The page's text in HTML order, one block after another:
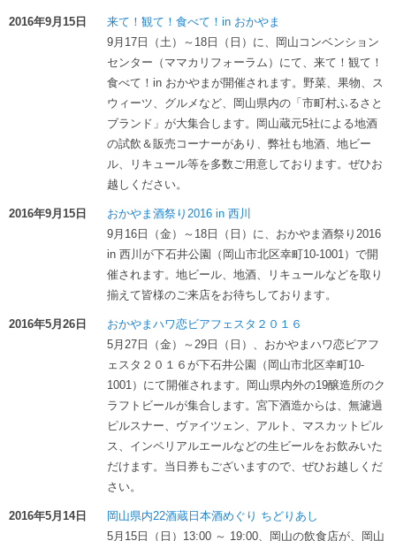
2016年9月15日
来て！観て！食べて！in おかやま
9月17日（土）～18日（日）に、岡山コンベンション
センター（ママカリフォーラム）にて、来て！観て！
食べて！in おかやまが開催されます。野菜、果物、ス
ウィーツ、グルメなど、岡山県内の「市町村ふるさと
ブランド」が大集合します。岡山蔵元5社による地酒
の試飲＆販売コーナーがあり、弊社も地酒、地ビー
ル、リキュール等を多数ご用意しております。ぜひお
越しください。
2016年9月15日
おかやま酒祭り2016 in 西川
9月16日（金）～18日（日）に、おかやま酒祭り2016
in 西川が下石井公園（岡山市北区幸町10-1001）で開
催されます。地ビール、地酒、リキュールなどを取り
揃えて皆様のご来店をお待ちしております。
2016年5月26日
おかやまハワ恋ビアフェスタ２０１６
5月27日（金）～29日（日）、おかやまハワ恋ビアフ
ェスタ２０１６が下石井公園（岡山市北区幸町10-
1001）にて開催されます。岡山県内外の19醸造所のク
ラフトビールが集合します。宮下酒造からは、無濾過
ピルスナー、ヴァイツェン、アルト、マスカットピル
ス、インペリアルエールなどの生ビールをお飲みいた
だけます。当日券もございますので、ぜひお越しくだ
さい。
2016年5月14日
岡山県内22酒蔵日本酒めぐり ちどりあし
5月15日（日）13:00 ～ 19:00、岡山の飲食店が、岡山